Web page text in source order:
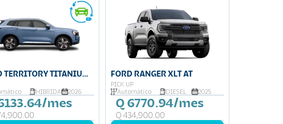
TERRITORY TITANIUM
HIBRIDA 2026
mes
FORD RANGER XLT AT
PICK UP
Automático
DIESEL 2025
Q 6770.94/mes
Q 434,900.00